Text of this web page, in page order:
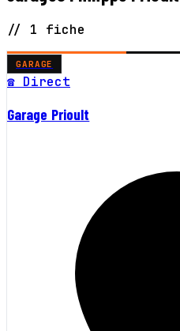
// 1 fiche
GARAGE
☎ Direct
Garage Prioult